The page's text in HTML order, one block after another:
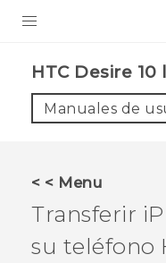
VIVE
VIVERSE
HTC Desire
Manuales de
< < Menu
Transferir
su teléfono